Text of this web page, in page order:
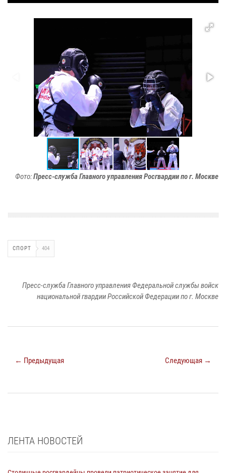
Фото:Пресс-служба Главного управления Росгвардии по г. Москве
СПОРТ 404
Пресс-служба Главного управления Федеральной службы войск
национальной гвардии Российской Федерации по г. Москве
← Предыдущая Следующая →
ЛЕНТА НОВОСТЕЙ